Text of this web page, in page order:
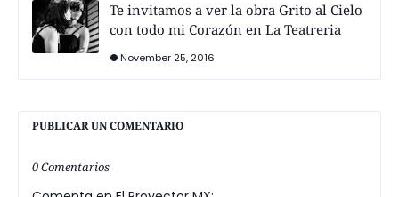
Te invitamos a ver la obra Grito al Cielo
con todo mi Corazón en La Teatreria
November 25, 2016
PUBLICAR UN COMENTARIO
0 Comentarios